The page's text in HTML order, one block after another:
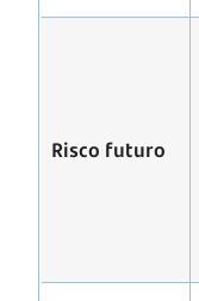
Risco futuro